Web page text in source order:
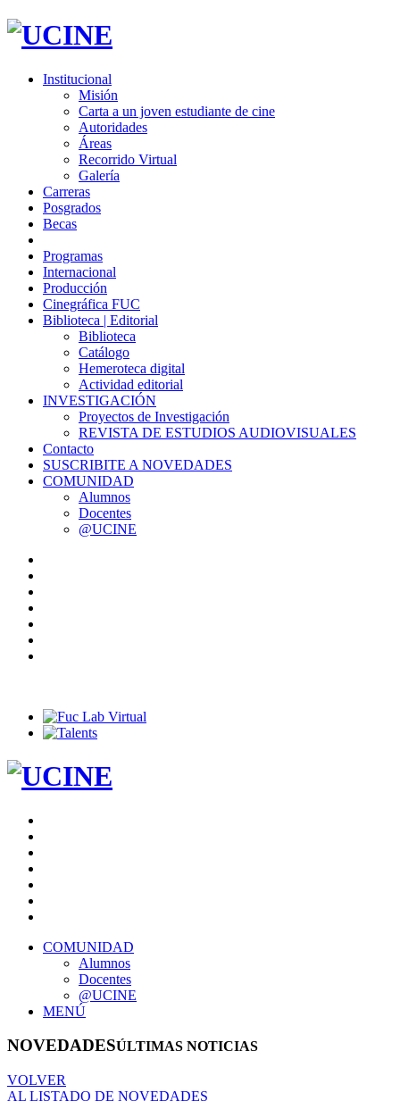
Institucional
Misión
Carta a un joven estudiante de cine
Autoridades
Áreas
Recorrido Virtual
Galería
Carreras
Posgrados
Becas
Programas
Internacional
Producción
Cinegráfica FUC
Biblioteca | Editorial
Biblioteca
Catálogo
Hemeroteca digital
Actividad editorial
INVESTIGACIÓN
Proyectos de Investigación
REVISTA DE ESTUDIOS AUDIOVISUALES
Contacto
SUSCRIBITE A NOVEDADES
COMUNIDAD
Alumnos
Docentes
@UCINE
COMUNIDAD
Alumnos
Docentes
@UCINE
MENÚ
NOVEDADESÚLTIMAS NOTICIAS
VOLVER
AL LISTADO DE NOVEDADES